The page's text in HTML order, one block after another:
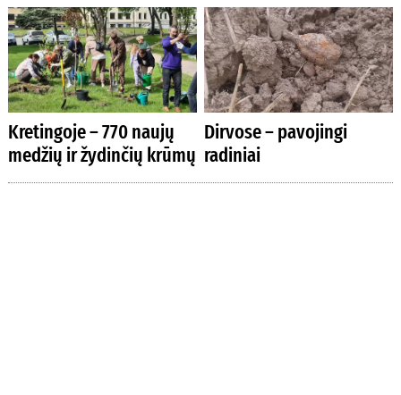
Kretingoje – 770 naujų
medžių ir žydinčių krūmų
Dirvose – pavojingi
radiniai